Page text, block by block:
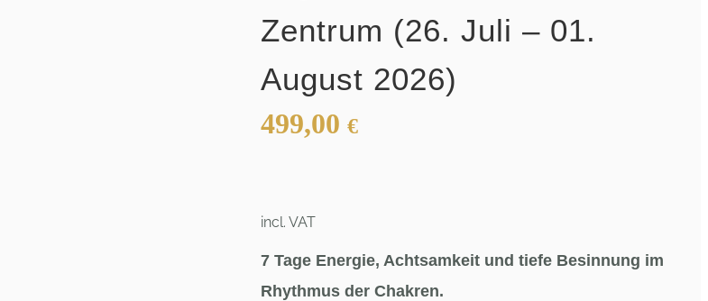
Zentrum (26. Juli – 01.
August 2026)
499,00 €
incl. VAT
7 Tage Energie, Achtsamkeit und tiefe Besinnung im
Rhythmus der Chakren.